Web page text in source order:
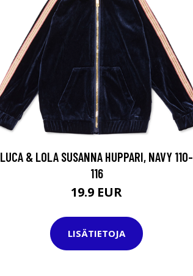
LUCA & LOLA SUSANNA HUPPARI, NAVY 110-
116
19.9 EUR
LISÄTIETOJA